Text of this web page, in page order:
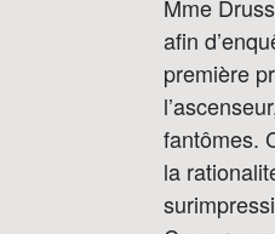
Mme
afin
première
fantômes.
la